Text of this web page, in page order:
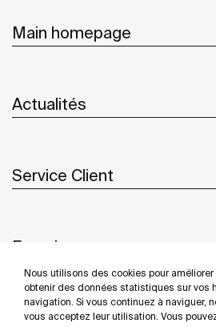
Nous utilisons des cookies pour
obtenir des données statistiques sur vos
navigation. Si vous continuez à naviguer,
vous acceptez leur utilisation. Vous
Main homepage
Actualités
Service Client
Fournisseurs
Suivez-